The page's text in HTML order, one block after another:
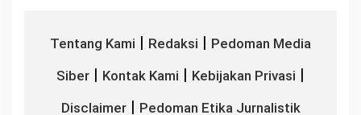
Tentang Kami | Redaksi | Pedoman Media
Siber | Kontak Kami | Kebijakan Privasi |
Disclaimer| Pedoman Etika Jurnalistik